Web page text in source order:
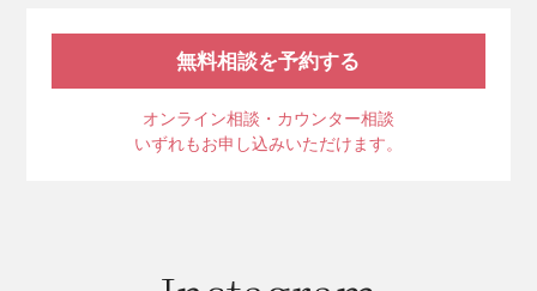
無料相談を予約する
オンライン相談・カウンター相談
いずれもお申し込みいただけます。